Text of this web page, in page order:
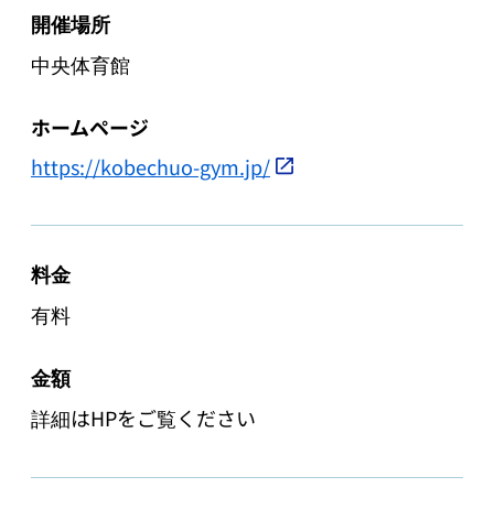
開催場所
中央体育館
ホームページ
https://kobechuo-gym.jp/
料金
有料
金額
詳細はHPをご覧ください